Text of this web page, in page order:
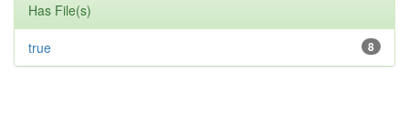
Has File(s)
8
true